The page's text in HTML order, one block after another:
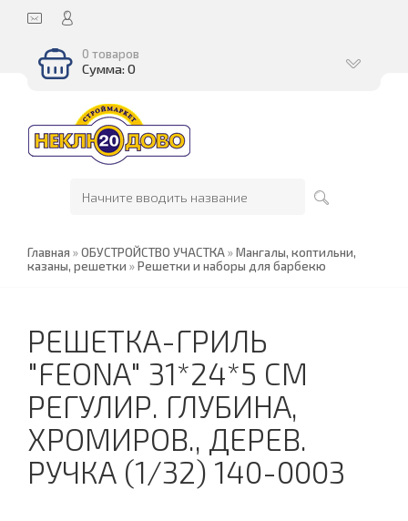
0 товаров
Сумма: 0
Главная »ОБУСТРОЙСТВО УЧАСТКА»Мангалы, коптильни,
казаны, решетки »Решетки и наборы для барбекю
РЕШЕТКА-ГРИЛЬ
"FEONA" 31*24*5 СМ
РЕГУЛИР. ГЛУБИНА,
ХРОМИРОВ., ДЕРЕВ.
РУЧКА (1/32) 140-0003